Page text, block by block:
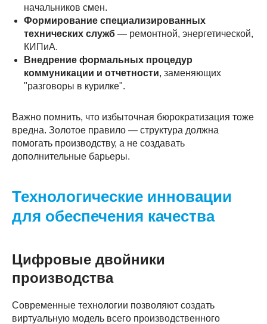
начальников смен.
Формирование специализированных
технических служб — ремонтной, энергетической,
КИПиА.
Внедрение формальных процедур
коммуникации и отчетности, заменяющих
"разговоры в курилке".
Важно помнить, что избыточная бюрократизация тоже
вредна. Золотое правило — структура должна
помогать производству, а не создавать
дополнительные барьеры.
Технологические инновации
для обеспечения качества
Цифровые двойники
производства
Современные технологии позволяют создать
виртуальную модель всего производственного